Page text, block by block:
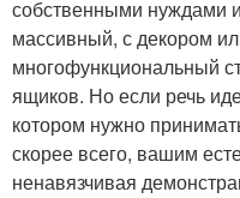
собственными нуждами
массивный, с декором
многофункциональный
ящиков. Но если речь
котором нужно
скорее всего, вашим
ненавязчивая